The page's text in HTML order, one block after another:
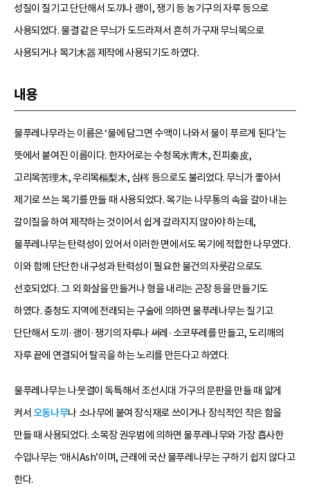
성질이 질기고 단단해서 도끼나 괭이, 쟁기 등 농기구의 자루 등으로
사용되었다. 물결 같은 무늬가 도드라져서 흔히 가구재 무늬목으로
사용되거나 목기木器 제작에 사용되기도 하였다.
내용
물푸레나무라는 이름은 ‘물에 담그면 수액이 나와서 물이 푸르게 된다’는
뜻에서 붙여진 이름이다. 한자어로는 수청목水靑木, 진피秦皮,
고리목苦理木, 우리목樞梨木, 심梣 등으로도 불리었다. 무늬가 좋아서
제기로 쓰는 목기를 만들 때 사용되었다. 목기는 나무통의 속을 갈아 내는
갈이질을 하여 제작하는 것이어서 쉽게 갈라지지 않아야 하는데,
물푸레나무는 탄력성이 있어서 이러한 면에서도 목기에 적합한 나무였다.
이와 함께 단단한 내구성과 탄력성이 필요한 물건의 자룻감으로도
선호되었다. 그 외 화살을 만들거나 형을 내리는 곤장 등을 만들기도
하였다. 충청도 지역에 전래되는 구술에 의하면 물푸레나무는 질기고
단단해서 도끼·괭이·쟁기의 자루나 써레·소코뚜레를 만들고, 도리깨의
자루 끝에 연결되어 탈곡을 하는 노리를 만든다고 하였다.
물푸레나무는 나뭇결이 독특해서 조선시대 가구의 문판을 만들 때 얇게
켜서 오동나무나 소나무에 붙여 장식재로 쓰이거나 장식적인 작은 함을
만들 때 사용되었다. 소목장 권우범에 의하면 물푸레나무와 가장 흡사한
수입나무는 ‘애시Ash’이며, 근래에 국산 물푸레나무는 구하기 쉽지 않다고
한다.